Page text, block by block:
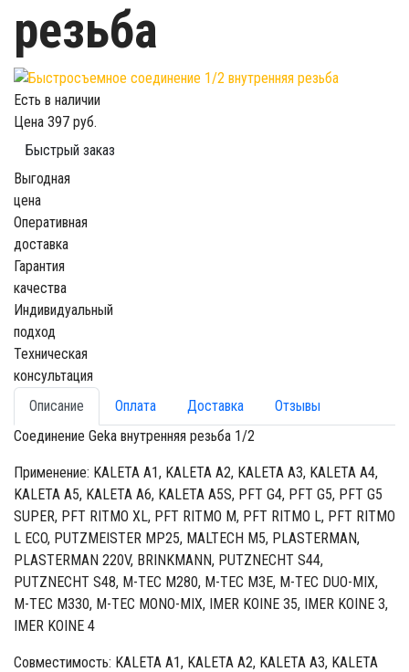
резьба
Есть в наличии
Цена 397 руб.
Быстрый заказ
Выгодная
цена
Оперативная
доставка
Гарантия
качества
Индивидуальный
подход
Техническая
консультация
Описание
Оплата Доставка
Отзывы
Соединение Geka внутренняя резьба 1/2
Применение: KALETA A1, KALETA A2, KALETA A3, KALETA A4,
KALETA A5, KALETA A6, KALETA A5S, PFT G4, PFT G5, PFT G5
SUPER, PFT RITMO XL, PFT RITMO M, PFT RITMO L, PFT RITMO
L ECO, PUTZMEISTER MP25, MALTECH M5, PLASTERMAN,
PLASTERMAN 220V, BRINKMANN, PUTZNECHT S44,
PUTZNECHT S48, M-TEC M280, M-TEC M3E, M-TEC DUO-MIX,
M-TEC M330, M-TEC MONO-MIX, IMER KOINE 35, IMER KOINE 3,
IMER KOINE 4
Совместимость: KALETA A1, KALETA A2, KALETA A3, KALETA